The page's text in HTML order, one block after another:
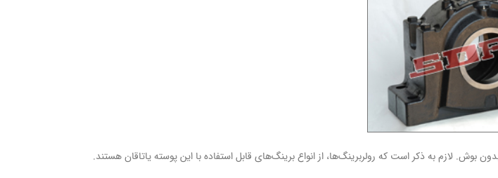
لازم به ذکر است که رولربرینگ‌ها، از انواع برینگ‌های قابل استفاده با این پوسته یاتاقان هستند.